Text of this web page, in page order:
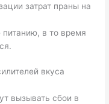
затрат праны на
в то время
вкуса
вызывать сбои в